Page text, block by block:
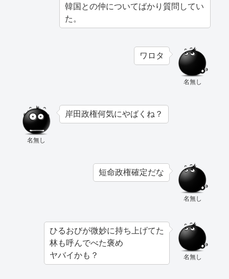
韓国との仲についてばかり質問してい
た。
名無し
ワロタ
名無し
岸田政権何気にやばくね？
名無し
短命政権確定だな
名無し
ひるおびが微妙に持ち上げてた
林も呼んでべた褒め
ヤバイかも？